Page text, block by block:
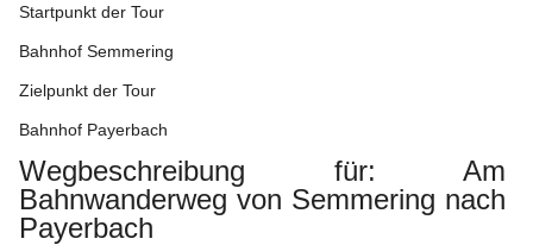
Startpunkt der Tour
Bahnhof Semmering
Zielpunkt der Tour
Bahnhof Payerbach
Wegbeschreibung für: Am
Bahnwanderweg von Semmering nach
Payerbach